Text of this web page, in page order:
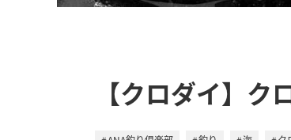
【クロダイ】ク